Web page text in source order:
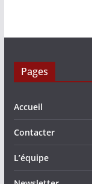
Pages
Accueil
Contacter
L’équipe